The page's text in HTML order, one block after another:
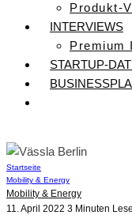
Produkt-
INTERVIEWS
Premium
STARTUP-
Startseite
Mobility & Energy
Mobility & Energy
11. April 2022 3 Minuten